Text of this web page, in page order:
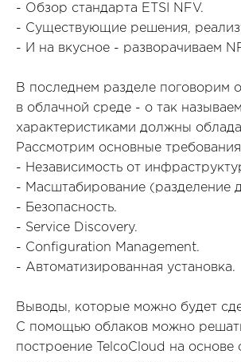
- Обзор стандарта ETSI NFV.
- Существующие решения,
- И на вкусное - разворачиваем
В последнем разделе поговорим
в облачной среде - о так
характеристиками должны
Рассмотрим основные
- Независимость от
- Масштабирование (разделение
- Безопасность.
- Service Discovery.
- Configuration Management.
- Автоматизированная установка.
Выводы, которые можно будет
С помощью облаков можно
построение TelcoCloud на основе